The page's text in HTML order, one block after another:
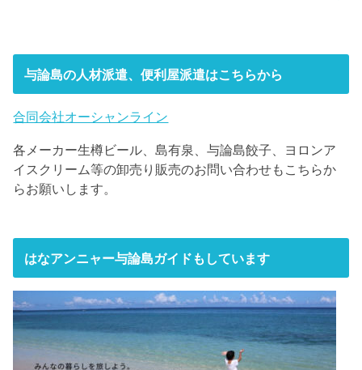
与論島の人材派遣、便利屋派遣はこちらから
合同会社オーシャンライン
各メーカー生樽ビール、島有泉、与論島餃子、ヨロンア
イスクリーム等の卸売り販売のお問い合わせもこちらか
らお願いします。
はなアンニャー与論島ガイドもしています